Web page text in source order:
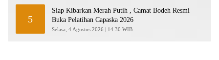
5
Siap Kibarkan Merah Putih , Camat Bodeh Resmi
Buka Pelatihan Capaska 2026
Selasa, 4 Agustus 2026 | 14:30 WIB